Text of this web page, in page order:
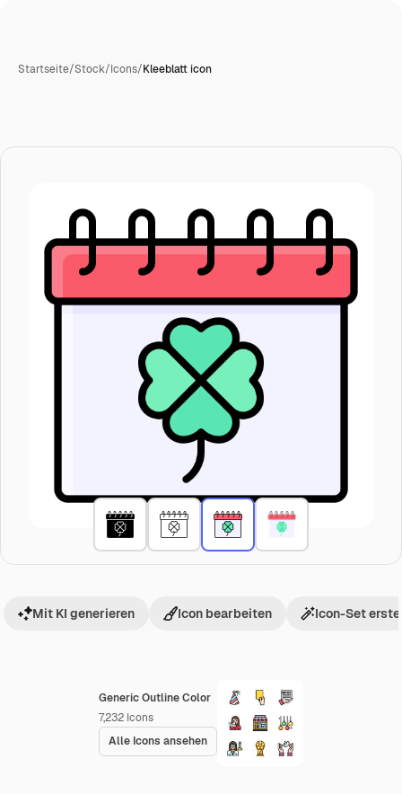
Startseite/Stock/Icons/Kleeblatt icon
Generic Outline Color
7,232 Icons
Alle Icons ansehen
Mit KI generieren Icon bearbeiten Icon-Set